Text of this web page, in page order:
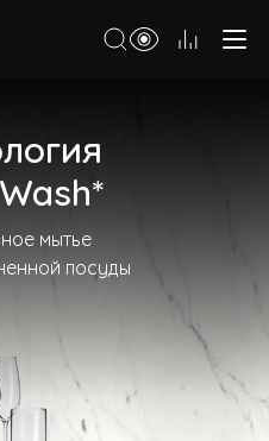
мытье
посуды